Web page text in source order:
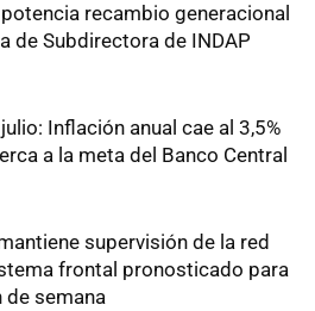
recambio generacional
de Subdirectora de INDAP
Inflación anual cae al 3,5%
a la meta del Banco Central
supervisión de la red
frontal pronosticado para
de semana